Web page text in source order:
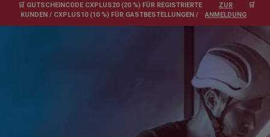
🛒 GUTSCHEINCODE CXPLUS20 (20 %) FÜR REGISTRIERTE
KUNDEN / CXPLUS10 (10 %) FÜR GASTBESTELLUNGEN /
ZUR
ANMELDUNG
🛒